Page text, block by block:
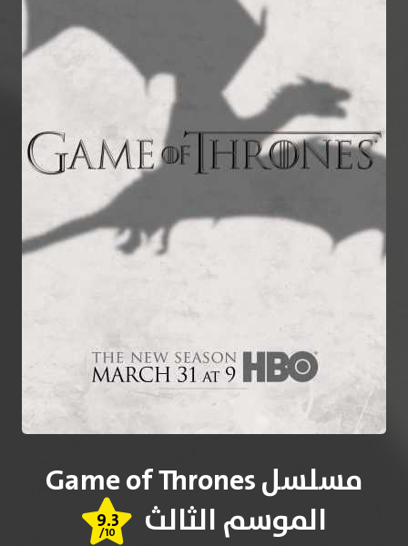
مسلسل Game of Thrones
الموسم الثالث
9.3
/10